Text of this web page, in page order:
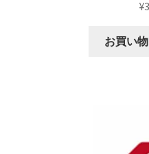
¥
お買い